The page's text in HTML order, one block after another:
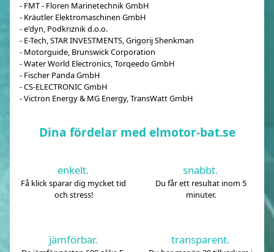
- FMT - Floren Marinetechnik GmbH
- Kräutler Elektromaschinen GmbH
- e'dyn, Podkriznik d.o.o.
- E-Tech, STAR INVESTMENTS, Grigorij Shenkman
- Motorguide, Brunswick Corporation
- Water World Electronics, Torqeedo GmbH
- Fischer Panda GmbH
- CS-ELECTRONIC GmbH
- Victron Energy & MG Energy, TransWatt GmbH
Dina fördelar med elmotor-bat.se
enkelt.
Få klick sparar dig mycket tid
och stress!
snabbt.
Du får ett resultat inom 5
minuter.
jämförbar. transparent.